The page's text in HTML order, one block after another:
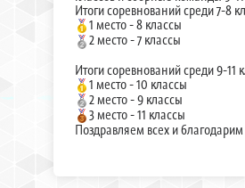
Итоги соревнований среди 7-8
1 место - 8 классы
2 место - 7 классы
Итоги соревнований среди 9-11
1 место - 10 классы
2 место - 9 классы
3 место - 11 классы
Поздравляем всех и благодарим